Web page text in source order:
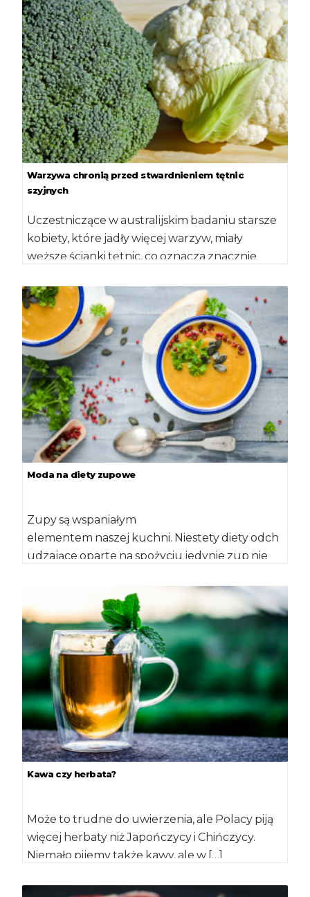
Warzywa chronią przed stwardnieniem tętnic
szyjnych
Uczestniczące w australijskim badaniu starsze
kobiety, które jadły więcej warzyw, miały
węższe ścianki tętnic, co oznacza znacznie
Moda na diety zupowe
Zupy są wspaniałym
elementem naszej kuchni. Niestety diety odch
udzające oparte na spożyciu jedynie zup nie
Jeśli chcemy pozbyć się nadmiernej masy ciała
na zawsze, bez efektu jojo, zapomnijmy […]
Kawa czy herbata?
Może to trudne do uwierzenia, ale Polacy piją
więcej herbaty niż Japończycy i Chińczycy.
Niemało pijemy także kawy, ale w […]